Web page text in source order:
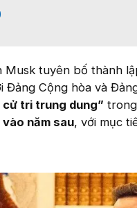
Musk tuyên bố thành
Đảng Cộng hòa và
cử tri trung dung”
năm sau, với mục